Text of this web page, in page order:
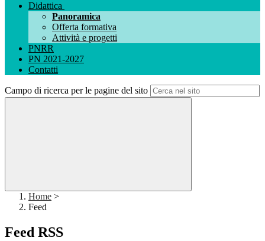
Didattica
Panoramica
Offerta formativa
Attività e progetti
PNRR
PN 2021-2027
Contatti
Campo di ricerca per le pagine del sito
Home >
Feed
Feed RSS